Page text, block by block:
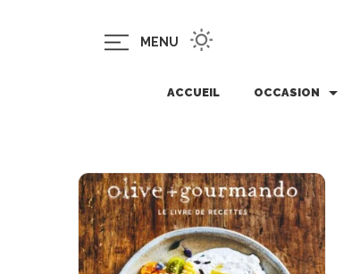
MENU
ACCUEIL OCCASION